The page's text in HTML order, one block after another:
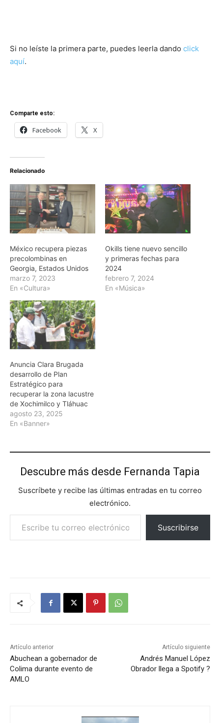
Si no leíste la primera parte, puedes leerla dando click
aquí.
Comparte esto:
Facebook X
Relacionado
México recupera piezas
precolombinas en
Georgia, Estados Unidos
marzo 7, 2023
En «Cultura»
Okills tiene nuevo sencillo
y primeras fechas para
2024
febrero 7, 2024
En «Música»
Anuncia Clara Brugada
desarrollo de Plan
Estratégico para
recuperar la zona lacustre
de Xochimilco y Tláhuac
agosto 23, 2025
En «Banner»
Descubre más desde Fernanda Tapia
Suscríbete y recibe las últimas entradas en tu correo
electrónico.
Escribe tu correo electrónico…
Suscribirse
Artículo anterior
Abuchean a gobernador de
Colima durante evento de
AMLO
Artículo siguiente
Andrés Manuel López
Obrador llega a Spotify ?